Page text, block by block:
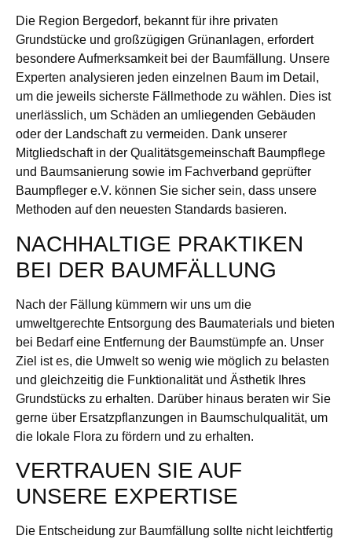
Die Region Bergedorf, bekannt für ihre privaten
Grundstücke und großzügigen Grünanlagen, erfordert
besondere Aufmerksamkeit bei der Baumfällung. Unsere
Experten analysieren jeden einzelnen Baum im Detail,
um die jeweils sicherste Fällmethode zu wählen. Dies ist
unerlässlich, um Schäden an umliegenden Gebäuden
oder der Landschaft zu vermeiden. Dank unserer
Mitgliedschaft in der Qualitätsgemeinschaft Baumpflege
und Baumsanierung sowie im Fachverband geprüfter
Baumpfleger e.V. können Sie sicher sein, dass unsere
Methoden auf den neuesten Standards basieren.
NACHHALTIGE PRAKTIKEN
BEI DER BAUMFÄLLUNG
Nach der Fällung kümmern wir uns um die
umweltgerechte Entsorgung des Baumaterials und bieten
bei Bedarf eine Entfernung der Baumstümpfe an. Unser
Ziel ist es, die Umwelt so wenig wie möglich zu belasten
und gleichzeitig die Funktionalität und Ästhetik Ihres
Grundstücks zu erhalten. Darüber hinaus beraten wir Sie
gerne über Ersatzpflanzungen in Baumschulqualität, um
die lokale Flora zu fördern und zu erhalten.
VERTRAUEN SIE AUF
UNSERE EXPERTISE
Die Entscheidung zur Baumfällung sollte nicht leichtfertig